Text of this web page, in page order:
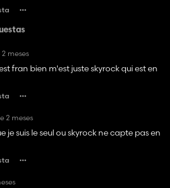
meses
fran bien m'est juste skyrock qui est en
2 meses
je suis le seul ou skyrock ne capte pas en